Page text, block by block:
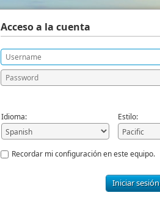
Acceso a la cuenta
Idioma: Estilo:
Recordar mi configuración en este equipo.
Iniciar sesión